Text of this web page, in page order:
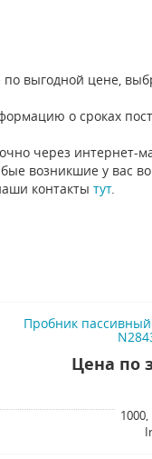
выгодной цене,
о сроках
через интернет-
возникшие у вас
контакты тут.
Пробник
Цена по